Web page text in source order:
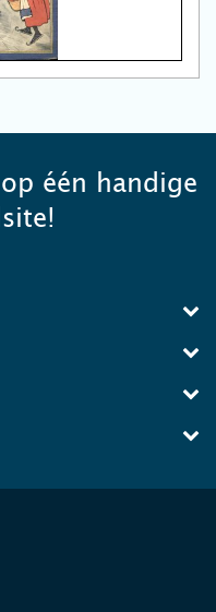
één handige